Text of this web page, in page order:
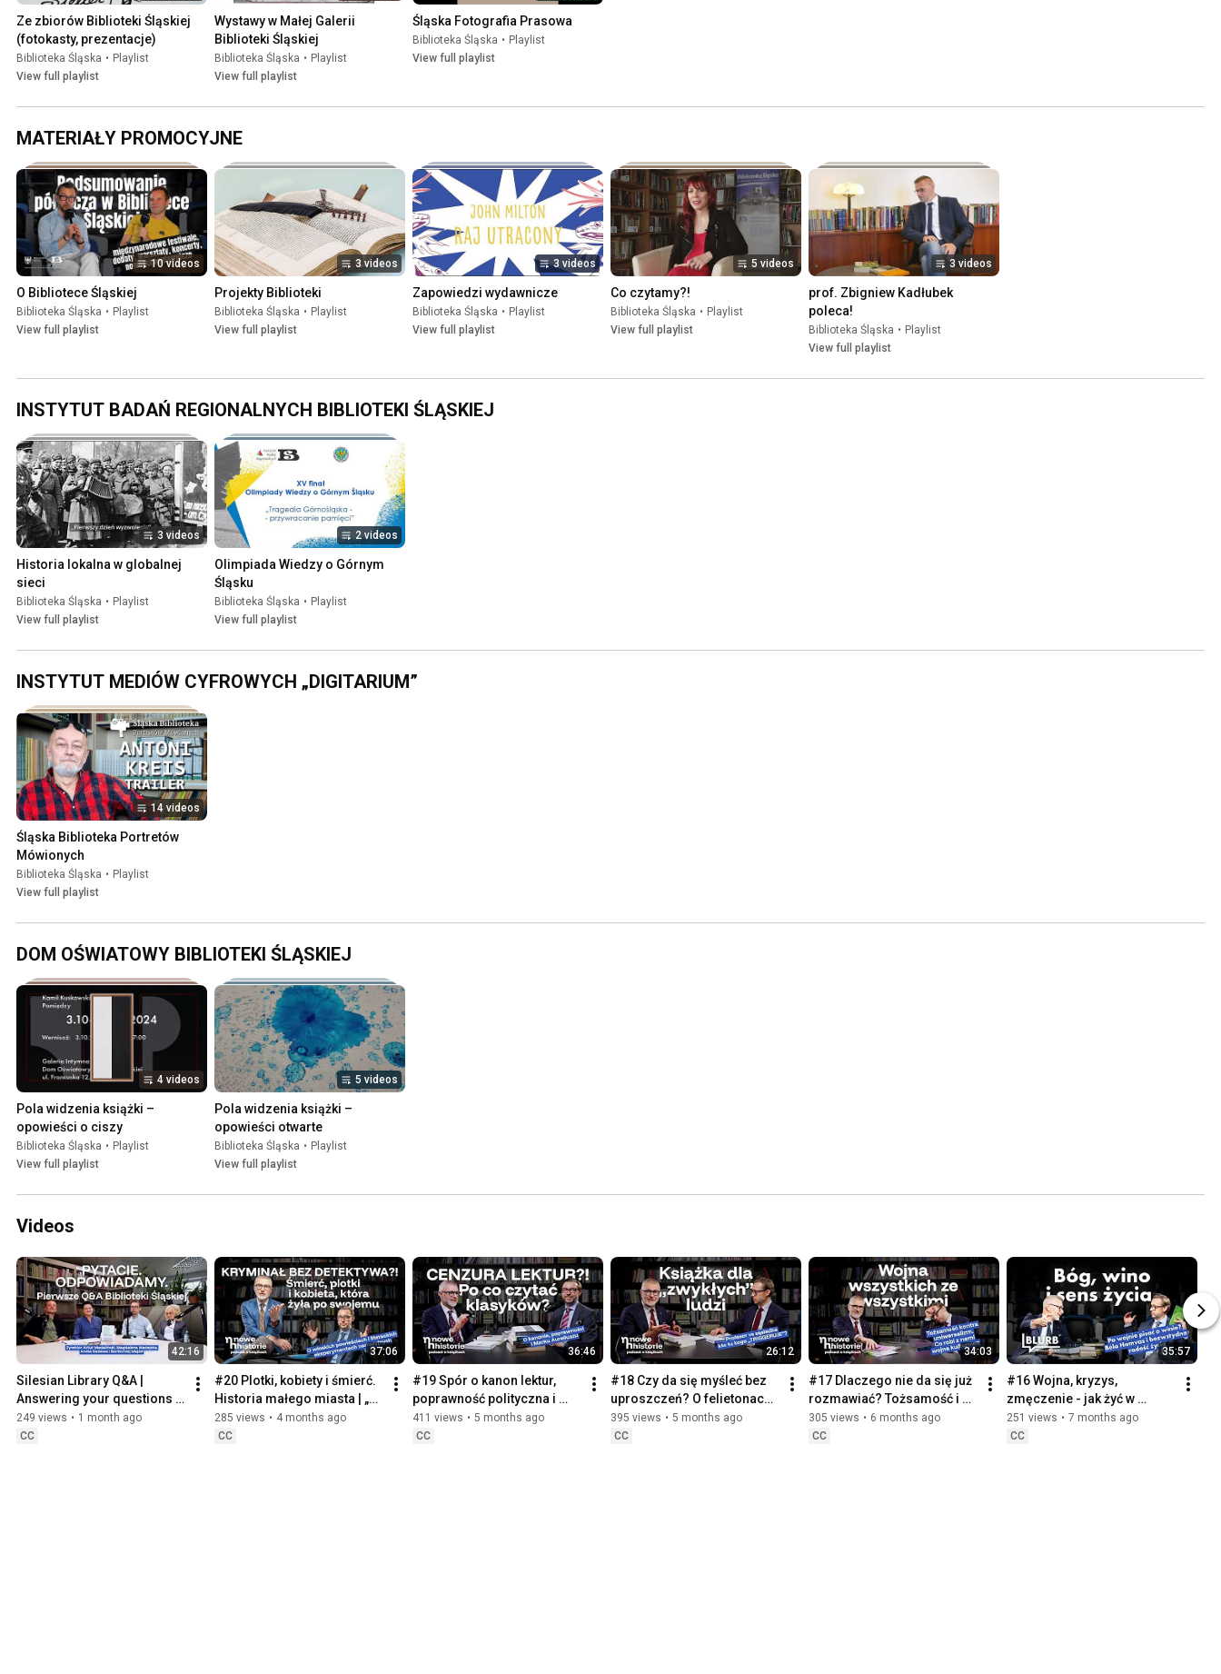
Ze zbiorów Biblioteki Śląskiej
(fotokasty, prezentacje)
Biblioteka Śląska • Playlist
View full playlist
Wystawy w Małej Galerii
Biblioteki Śląskiej
Biblioteka Śląska • Playlist
View full playlist
Śląska Fotografia Prasowa
Biblioteka Śląska • Playlist
View full playlist
MATERIAŁY PROMOCYJNE
10 videos
O Bibliotece Śląskiej
Biblioteka Śląska • Playlist
View full playlist
3 videos
Projekty Biblioteki
Biblioteka Śląska • Playlist
View full playlist
3 videos
Zapowiedzi wydawnicze
Biblioteka Śląska • Playlist
View full playlist
5 videos
Co czytamy?!
Biblioteka Śląska • Playlist
View full playlist
3 videos
prof. Zbigniew Kadłubek
poleca!
Biblioteka Śląska • Playlist
View full playlist
INSTYTUT BADAŃ REGIONALNYCH BIBLIOTEKI ŚLĄSKIEJ
3 videos
Historia lokalna w globalnej
sieci
Biblioteka Śląska • Playlist
View full playlist
2 videos
Olimpiada Wiedzy o Górnym
Śląsku
Biblioteka Śląska • Playlist
View full playlist
INSTYTUT MEDIÓW CYFROWYCH „DIGITARIUM”
14 videos
Śląska Biblioteka Portretów
Mówionych
Biblioteka Śląska • Playlist
View full playlist
DOM OŚWIATOWY BIBLIOTEKI ŚLĄSKIEJ
4 videos
Pola widzenia książki –
opowieści o ciszy
Biblioteka Śląska • Playlist
View full playlist
5 videos
Pola widzenia książki –
opowieści otwarte
Biblioteka Śląska • Playlist
View full playlist
Videos
42:16
Silesian Library Q&A |
Answering your questions
about books, podcasts, and
events
249 views • 1 month ago
CC
37:06
#20 Plotki, kobiety i śmierć.
Historia małego miasta | „Ci,
którzy mówią. Ci, którzy
milczą” Valerio
285 views • 4 months ago
CC
36:46
#19 Spór o kanon lektur,
poprawność polityczna i
stoicyzm | „Rozmyślania”
Marek Aureliusz
411 views • 5 months ago
CC
26:12
#18 Czy da się myśleć bez
uproszczeń? O felietonach |
„Świat w oczach sąsiadki”
Ryszard Koziołek
395 views • 5 months ago
CC
34:03
#17 Dlaczego nie da się już
rozmawiać? Tożsamość i
polaryzacja | "Pułapka
tożsamości" Yascha Mounk
305 views • 6 months ago
CC
35:57
#16 Wojna, kryzys,
zmęczenie - jak żyć w
radości? | "Filozofia wina"
Béla Hamvas
251 views • 7 months ago
CC